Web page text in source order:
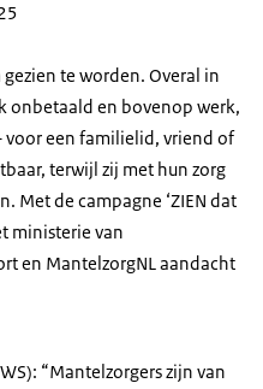
te worden. Overal in
onbetaald en bovenop werk,
voor een familielid, vriend of
terwijl zij met hun zorg
Met de campagne ‘ZIEN dat
ministerie van
en MantelzorgNL aandacht
“Mantelzorgers zijn van